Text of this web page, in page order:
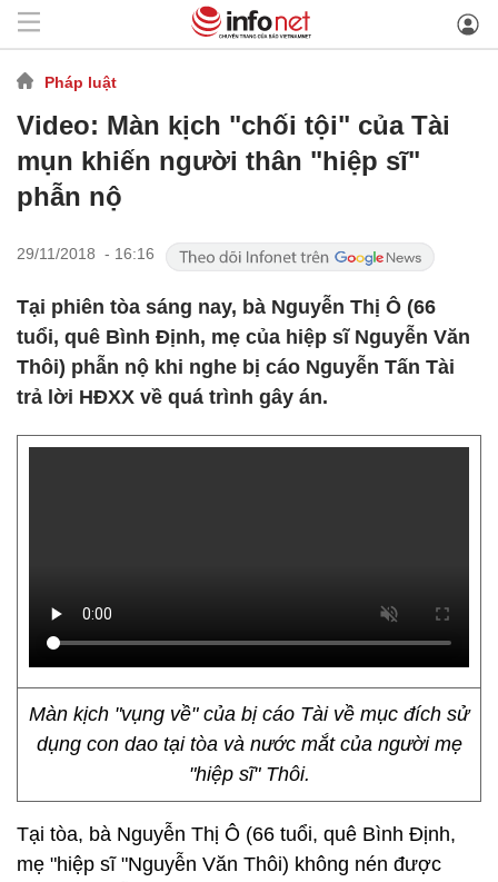
Pháp luật
Video: Màn kịch "chối tội" của Tài
mụn khiến người thân "hiệp sĩ"
phẫn nộ
29/11/2018 - 16:16
Tại phiên tòa sáng nay, bà Nguyễn Thị Ô (66
tuổi, quê Bình Định, mẹ của hiệp sĩ Nguyễn Văn
Thôi) phẫn nộ khi nghe bị cáo Nguyễn Tấn Tài
trả lời HĐXX về quá trình gây án.
Màn kịch "vụng về" của bị cáo Tài về mục đích sử
dụng con dao tại tòa và nước mắt của người mẹ
"hiệp sĩ" Thôi.
Tại tòa, bà Nguyễn Thị Ô (66 tuổi, quê Bình Định,
mẹ "hiệp sĩ "Nguyễn Văn Thôi) không nén được